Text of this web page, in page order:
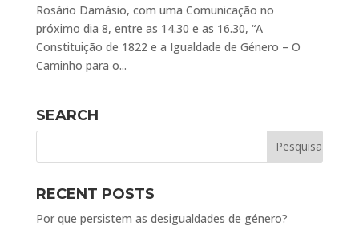
Rosário Damásio, com uma Comunicação no
próximo dia 8, entre as 14.30 e as 16.30, “A
Constituição de 1822 e a Igualdade de Género – O
Caminho para o...
SEARCH
RECENT POSTS
Por que persistem as desigualdades de género?